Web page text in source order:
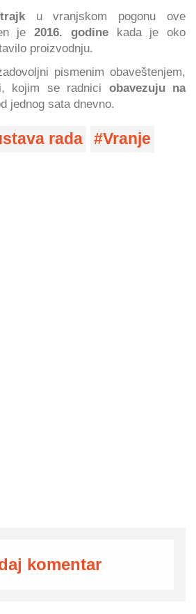
u vranjskom pogonu ove
je2016. godine kada je oko
proizvodnju.
pismenim obaveštenjem,
kojim se radnici obavezuju na
jednog sata dnevno.
rada
Vranje
komentar